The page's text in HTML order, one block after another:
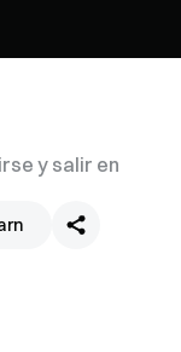
y salir en